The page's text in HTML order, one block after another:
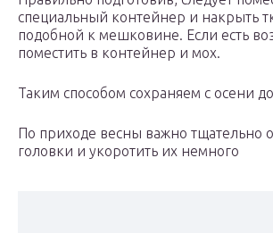
специальный контейнер и накрыть
подобной к мешковине. Если есть
поместить в контейнер и мох.
Таким способом сохраняем с осени
По приходе весны важно тщательно
головки и укоротить их немного